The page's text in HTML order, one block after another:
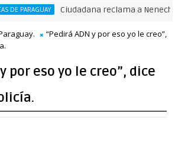
Ciudadana reclama a Nenecho:
Amistad
“Pedirá ADN y por eso yo le creo”,
por eso yo le creo”, dice